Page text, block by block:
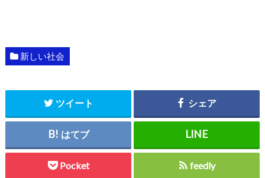
新しい社会
ツイート シェア
はてブ
Pocket feedly